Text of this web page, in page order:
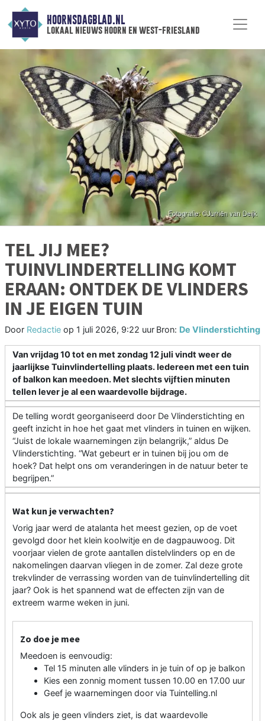
HOORNSDAGBLAD.NL
lokaal nieuws hoorn en west-friesland
TEL JIJ MEE?
TUINVLINDERTELLING KOMT
ERAAN: ONTDEK DE VLINDERS
IN JE EIGEN TUIN
Door Redactie op 1 juli 2026, 9:22 uur Bron: De Vlinderstichting
Van vrijdag 10 tot en met zondag 12 juli vindt weer de
jaarlijkse Tuinvlindertelling plaats. Iedereen met een tuin
of balkon kan meedoen. Met slechts vijftien minuten
tellen lever je al een waardevolle bijdrage.
De telling wordt georganiseerd door De Vlinderstichting en
geeft inzicht in hoe het gaat met vlinders in tuinen en wijken.
“Juist de lokale waarnemingen zijn belangrijk,” aldus De
Vlinderstichting. “Wat gebeurt er in tuinen bij jou om de
hoek? Dat helpt ons om veranderingen in de natuur beter te
begrijpen.”
Wat kun je verwachten?
Vorig jaar werd de atalanta het meest gezien, op de voet
gevolgd door het klein koolwitje en de dagpauwoog. Dit
voorjaar vielen de grote aantallen distelvlinders op en de
nakomelingen daarvan vliegen in de zomer. Zal deze grote
trekvlinder de verrassing worden van de tuinvlindertelling dit
jaar? Ook is het spannend wat de effecten zijn van de
extreem warme weken in juni.
Zo doe je mee
Meedoen is eenvoudig:
Tel 15 minuten alle vlinders in je tuin of op je balkon
Kies een zonnig moment tussen 10.00 en 17.00 uur
Geef je waarnemingen door via Tuintelling.nl
Ook als je geen vlinders ziet, is dat waardevolle